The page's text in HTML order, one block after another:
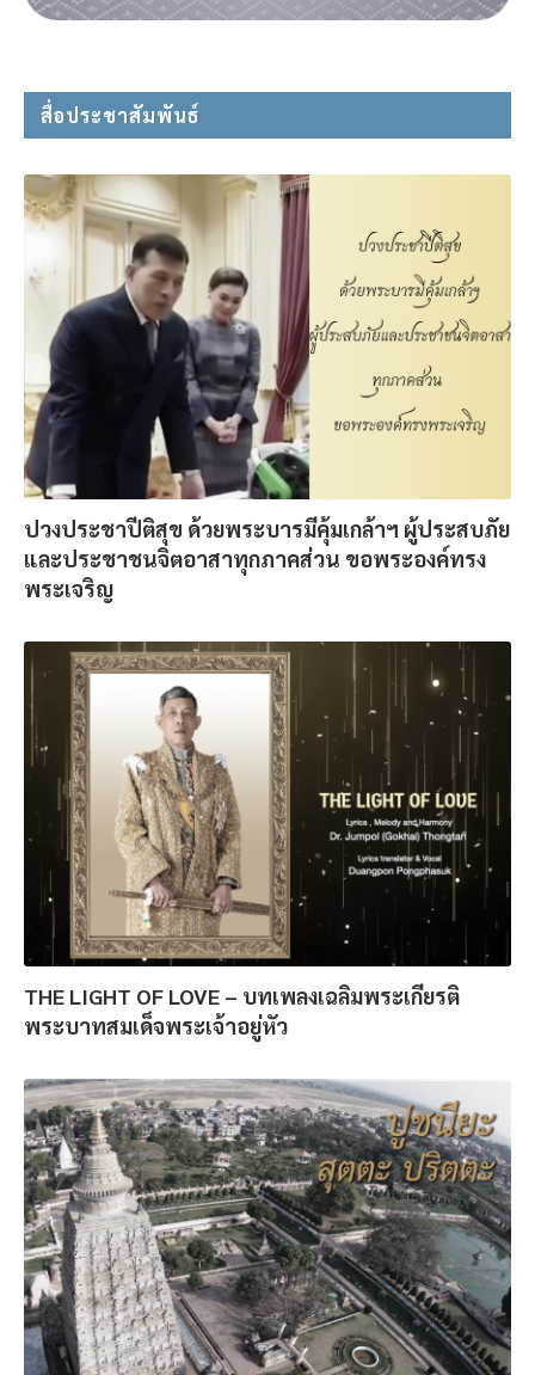
สื่อประชาสัมพันธ์
ปวงประชาปีติสุข ด้วยพระบารมีคุ้มเกล้าฯ ผู้ประสบภัย
และประชาชนจิตอาสาทุกภาคส่วน ขอพระองค์ทรง
พระเจริญ
THE LIGHT OF LOVE – บทเพลงเฉลิมพระเกียรติ
พระบาทสมเด็จพระเจ้าอยู่หัว